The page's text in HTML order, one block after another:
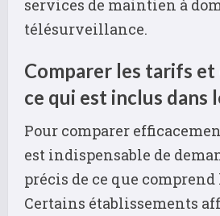
services de maintien à
télésurveillance.
Comparer les tarifs
ce qui est inclus dans
Pour comparer
est indispensable de
précis de ce que comprend
Certains établissements